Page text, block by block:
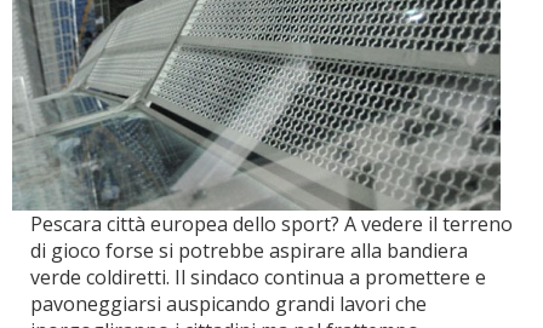
Pescara città europea dello sport? A vedere il terreno
di gioco forse si potrebbe aspirare alla bandiera
verde coldiretti. Il sindaco continua a promettere e
pavoneggiarsi auspicando grandi lavori che